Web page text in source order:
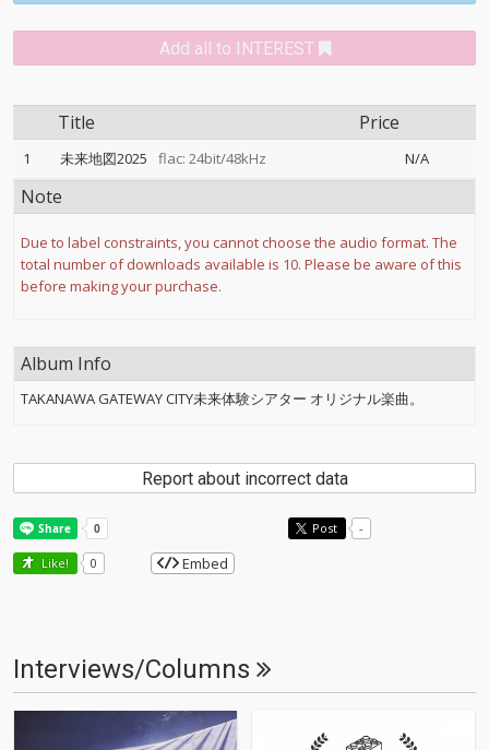
Add all to INTEREST
Title Price
1 未来地図2025 flac: 24bit/48kHz N/A
Note
Due to label constraints, you cannot choose the audio format. The
total number of downloads available is 10. Please be aware of this
before making your purchase.
Album Info
TAKANAWA GATEWAY CITY未来体験シアター オリジナル楽曲。
Report about incorrect data
Post -
Like! 0 Embed
Interviews/Columns